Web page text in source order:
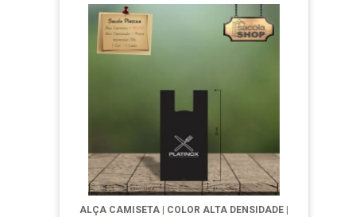
ALÇA CAMISETA | COLOR ALTA DENSIDADE |